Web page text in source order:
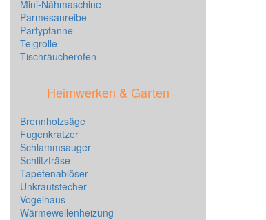
Mini-Nähmaschine
Parmesanreibe
Partypfanne
Teigrolle
Tischräucherofen
Heimwerken & Garten
Brennholzsäge
Fugenkratzer
Schlammsauger
Schlitzfräse
Tapetenablöser
Unkrautstecher
Vogelhaus
Wärmewellenheizung